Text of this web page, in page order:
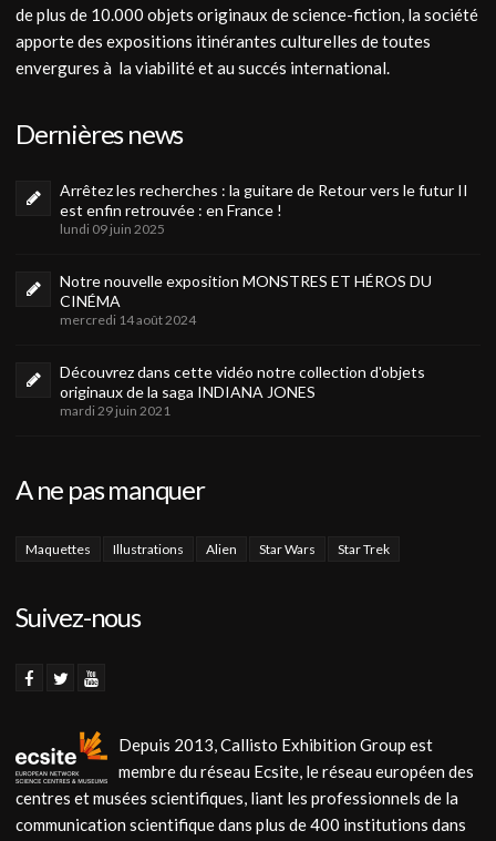
de plus de 10.000 objets originaux de science-fiction, la société
apporte des expositions itinérantes culturelles de toutes
envergures à la viabilité et au succés international.
Dernières news
Arrêtez les recherches : la guitare de Retour vers le futur II
est enfin retrouvée : en France !
lundi 09 juin 2025
Notre nouvelle exposition MONSTRES ET HÉROS DU
CINÉMA
mercredi 14 août 2024
Découvrez dans cette vidéo notre collection d'objets
originaux de la saga INDIANA JONES
mardi 29 juin 2021
A ne pas manquer
Maquettes Illustrations Alien Star Wars Star Trek
Suivez-nous
Depuis 2013, Callisto Exhibition Group est
membre du réseau Ecsite, le réseau européen des
centres et musées scientifiques, liant les professionnels de la
communication scientifique dans plus de 400 institutions dans